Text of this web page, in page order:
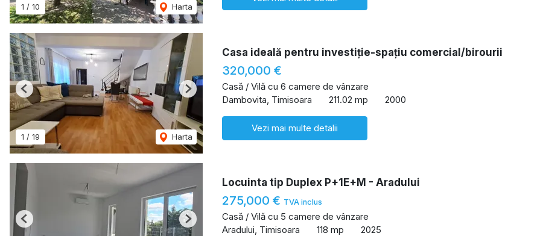
1 / 10 Harta
1 / 19 Harta
Previous Next
Casa ideală pentru investiție-spațiu comercial/birourii
320,000 €
Casă / Vilă cu 6 camere de vânzare
Dambovita, Timisoara
211.02 mp 2000
Vezi mai multe detalii
Previous Next
Locuinta tip Duplex P+1E+M - Aradului
275,000 € TVA inclus
Casă / Vilă cu 5 camere de vânzare
Aradului, Timisoara
118 mp 2025